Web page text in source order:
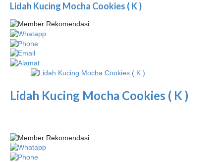
Lidah Kucing Mocha Cookies ( K )
Lidah Kucing Mocha Cookies ( K )